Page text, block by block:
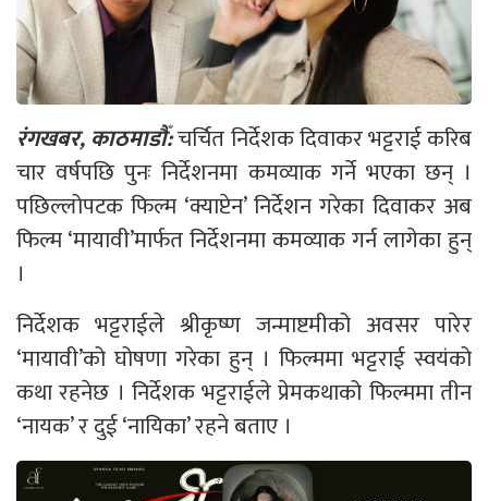
रंगखबर, काठमाडौँ:चर्चित निर्देशक दिवाकर भट्टराई करिब
चार वर्षपछि पुनः निर्देशनमा कमव्याक गर्ने भएका छन् ।
पछिल्लोपटक फिल्म ‘क्याप्टेन’ निर्देशन गरेका दिवाकर अब
फिल्म ‘मायावी’मार्फत निर्देशनमा कमव्याक गर्न लागेका हुन्
।
निर्देशक भट्टराईले श्रीकृष्ण जन्माष्टमीको अवसर पारेर
‘मायावी’को घोषणा गरेका हुन् । फिल्ममा भट्टराई स्वयंको
कथा रहनेछ । निर्देशक भट्टराईले प्रेमकथाको फिल्ममा तीन
‘नायक’ र दुई ‘नायिका’ रहने बताए ।